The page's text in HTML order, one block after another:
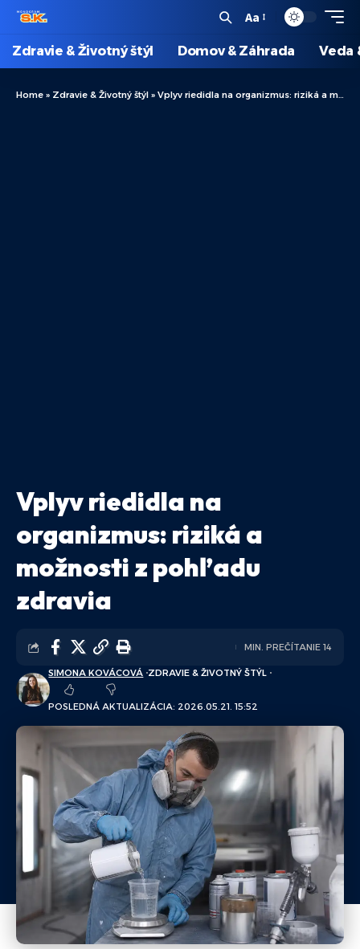
Aa
Zdravie & Životný štýl Domov & Záhrada Veda
Home » Zdravie & Životný štýl » Vplyv riedidla na organizmus: riziká a možnosti z pohľadu zdravia
Vplyv riedidla na
organizmus: riziká a
možnosti z pohľadu
zdravia
POSLEDNÁ AKTUALIZÁCIA: 2026.05.21. 15:52
SIMONA KOVÁCOVÁ ZDRAVIE & ŽIVOTNÝ ŠTÝL
MIN. PREČÍTANIE 14